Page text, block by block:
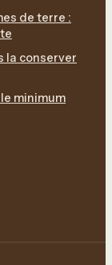
de terre :
la conserver
minimum